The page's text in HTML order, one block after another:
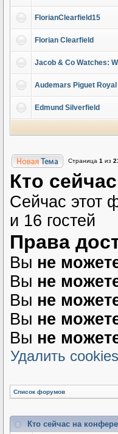
FlorianClearfield15
Florian Clearfield
Jacob & Co Watches:
Audemars Piguet
Edmund Silverfield
Страница 1 из
Кто
Сейчас этот
и 16 гостей
Права
Вы не
Вы не
Вы не
Вы не
Вы не
Удалить cookies
Список форумов
Кто сейчас на